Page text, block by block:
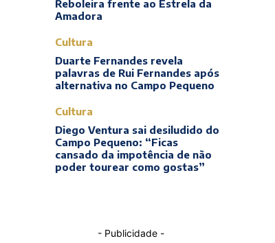
Reboleira frente ao Estrela da
Amadora
Cultura
Duarte Fernandes revela
palavras de Rui Fernandes após
alternativa no Campo Pequeno
Cultura
Diego Ventura sai desiludido do
Campo Pequeno: “Ficas
cansado da impotência de não
poder tourear como gostas”
- Publicidade -